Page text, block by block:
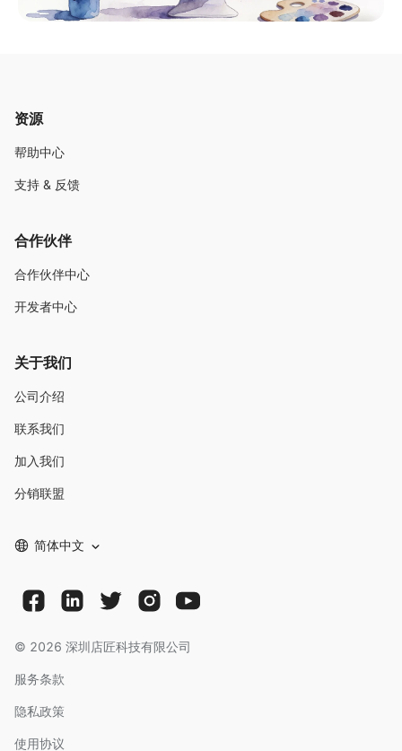
资源
帮助中心
支持 & 反馈
合作伙伴
合作伙伴中心
开发者中心
关于我们
公司介绍
联系我们
加入我们
分销联盟
简体中文
© 2026 深圳店匠科技有限公司
服务条款
隐私政策
使用协议